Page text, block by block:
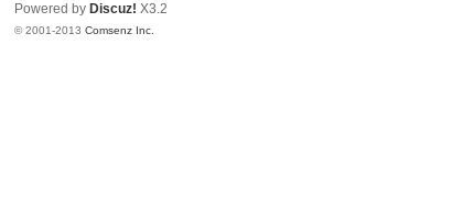
Powered by Discuz! X3.2
© 2001-2013Comsenz Inc.